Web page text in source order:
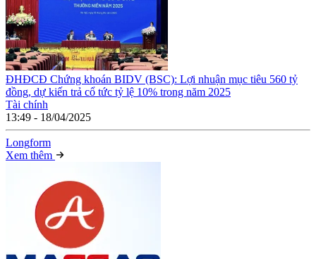
ĐHĐCĐ Chứng khoán BIDV (BSC): Lợi nhuận mục tiêu 560 tỷ
đồng, dự kiến trả cổ tức tỷ lệ 10% trong năm 2025
Tài chính
13:49 - 18/04/2025
Longform
Xem thêm